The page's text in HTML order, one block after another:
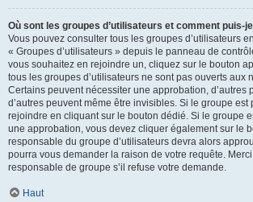
Où sont les groupes d’utilisateurs et comment puis-
Vous pouvez consulter tous les groupes d’utilisateurs
« Groupes d’utilisateurs » depuis le panneau de
vous souhaitez en rejoindre un, cliquez sur le bouton
tous les groupes d’utilisateurs ne sont pas ouverts aux
Certains peuvent nécessiter une approbation, d’autres
d’autres peuvent même être invisibles. Si le groupe est
rejoindre en cliquant sur le bouton dédié. Si le groupe
une approbation, vous devez cliquer également sur le
responsable du groupe d’utilisateurs devra alors
pourra vous demander la raison de votre requête.
responsable de groupe s’il refuse votre demande.
Haut